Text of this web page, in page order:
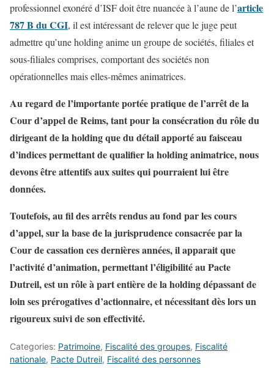
professionnel exonéré d’ISF doit être nuancée à l’aune de l’article
787 B du CGI, il est intéressant de relever que le juge peut
admettre qu’une holding anime un groupe de sociétés, filiales et
sous-filiales comprises, comportant des sociétés non
opérationnelles mais elles-mêmes animatrices.
Au regard de l’importante portée pratique de l’arrêt de la
Cour d’appel de Reims, tant pour la consécration du rôle du
dirigeant de la holding que du détail apporté au faisceau
d’indices permettant de qualifier la holding animatrice, nous
devons être attentifs aux suites qui pourraient lui être
données.
Toutefois, au fil des arrêts rendus au fond par les cours
d’appel, sur la base de la jurisprudence consacrée par la
Cour de cassation ces dernières années, il apparait que
l’activité d’animation, permettant l’éligibilité au Pacte
Dutreil, est un rôle à part entière de la holding dépassant de
loin ses prérogatives d’actionnaire, et nécessitant dès lors un
rigoureux suivi de son effectivité.
Categories: Patrimoine, Fiscalité des groupes, Fiscalité
nationale, Pacte Dutreil, Fiscalité des personnes